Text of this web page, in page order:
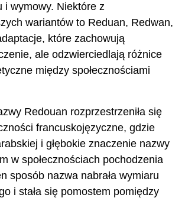
i wymowy. Niektóre z
wariantów to Reduan, Redwan,
które zachowują
ale odzwierciedlają różnice
między społecznościami
Redouan rozprzestrzeniła się
francuskojęzyczne, gdzie
i głębokie znaczenie nazwy
w społecznościach pochodzenia
sposób nazwa nabrała wymiaru
i stała się pomostem pomiędzy